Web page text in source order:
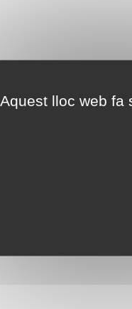
Aquest lloc web fa